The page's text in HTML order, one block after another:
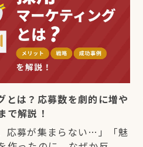
とは？応募数を劇的に増や
で解説！
応募が集まらない…」「魅